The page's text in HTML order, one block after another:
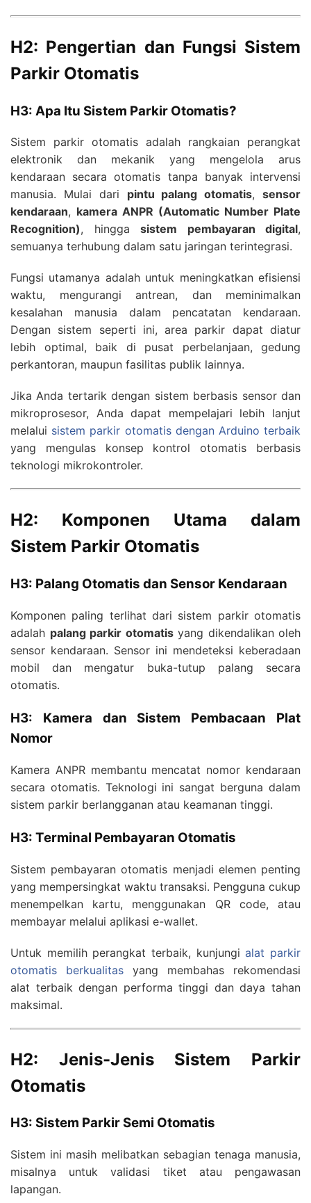
H2: Pengertian dan Fungsi Sistem
Parkir Otomatis
H3: Apa Itu Sistem Parkir Otomatis?
Sistem parkir otomatis adalah rangkaian perangkat
elektronik dan mekanik yang mengelola arus
kendaraan secara otomatis tanpa banyak intervensi
manusia. Mulai dari pintu palang otomatis,sensor
kendaraan, kamera ANPR (Automatic Number Plate
Recognition), hingga sistem pembayaran digital,
semuanya terhubung dalam satu jaringan terintegrasi.
Fungsi utamanya adalah untuk meningkatkan efisiensi
waktu, mengurangi antrean, dan meminimalkan
kesalahan manusia dalam pencatatan kendaraan.
Dengan sistem seperti ini, area parkir dapat diatur
lebih optimal, baik di pusat perbelanjaan, gedung
perkantoran, maupun fasilitas publik lainnya.
Jika Anda tertarik dengan sistem berbasis sensor dan
mikroprosesor, Anda dapat mempelajari lebih lanjut
melalui sistem parkir otomatis dengan Arduino terbaik
yang mengulas konsep kontrol otomatis berbasis
teknologi mikrokontroler.
H2: Komponen Utama dalam
Sistem Parkir Otomatis
H3: Palang Otomatis dan Sensor Kendaraan
Komponen paling terlihat dari sistem parkir otomatis
adalah palang parkir otomatisyang dikendalikan oleh
sensor kendaraan. Sensor ini mendeteksi keberadaan
mobil dan mengatur buka-tutup palang secara
otomatis.
H3: Kamera dan Sistem Pembacaan Plat
Nomor
Kamera ANPR membantu mencatat nomor kendaraan
secara otomatis. Teknologi ini sangat berguna dalam
sistem parkir berlangganan atau keamanan tinggi.
H3: Terminal Pembayaran Otomatis
Sistem pembayaran otomatis menjadi elemen penting
yang mempersingkat waktu transaksi. Pengguna cukup
menempelkan kartu, menggunakan QR code, atau
membayar melalui aplikasi e-wallet.
Untuk memilih perangkat terbaik, kunjungialat parkir
otomatis berkualitas yang membahas rekomendasi
alat terbaik dengan performa tinggi dan daya tahan
maksimal.
H2: Jenis-Jenis Sistem Parkir
Otomatis
H3: Sistem Parkir Semi Otomatis
Sistem ini masih melibatkan sebagian tenaga manusia,
misalnya untuk validasi tiket atau pengawasan
lapangan.